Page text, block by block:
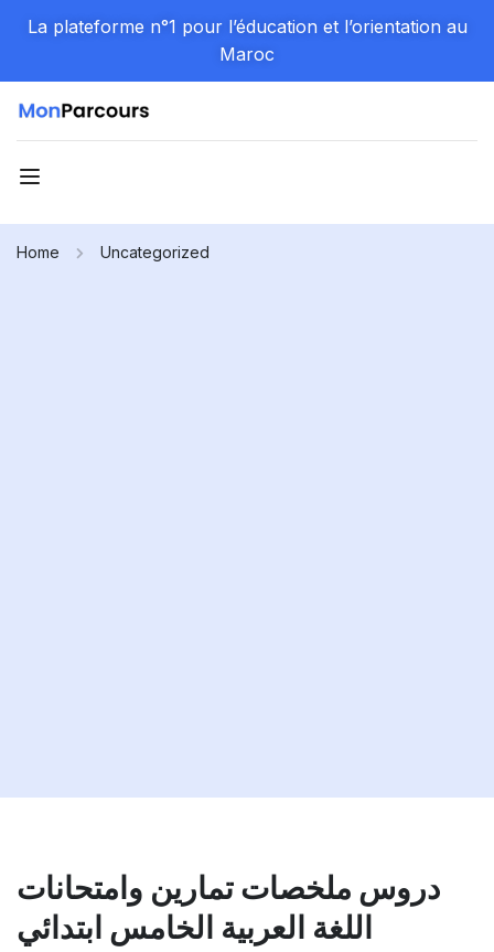
La plateforme n°1 pour l’éducation et l’orientation au
Maroc
Home Uncategorized
دروس ملخصات تمارين وامتحانات
اللغة العربية الخامس ابتدائي